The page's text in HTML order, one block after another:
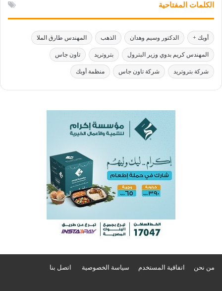
الكلمات المفتاحية
أوبك + الدكتور وسيم وهدان الذهب المهندس طارق الملا
المهندس كريم بدوي وزير البترول بتروتريد تاون جاس
شركة بتروتريد شركة تاون جاس منظمة أوبك
من نحن اتفاقية المستخدم سياسة الخصوصية اتصل بنا